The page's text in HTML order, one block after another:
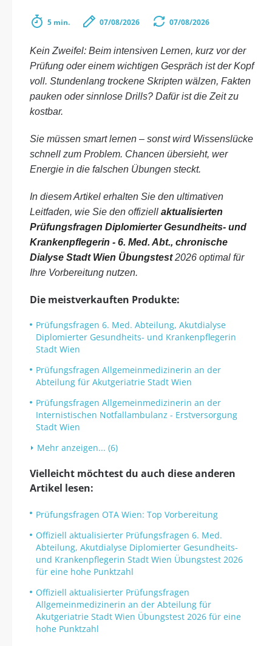
5 min. 07/08/2026 07/08/2026
Kein Zweifel: Beim intensiven Lernen, kurz vor der
Prüfung oder einem wichtigen Gespräch ist der Kopf
voll. Stundenlang trockene Skripten wälzen, Fakten
pauken oder sinnlose Drills? Dafür ist die Zeit zu
kostbar.
Sie müssen smart lernen – sonst wird Wissenslücke
schnell zum Problem. Chancen übersieht, wer
Energie in die falschen Übungen steckt.
In diesem Artikel erhalten Sie den ultimativen
Leitfaden, wie Sie den offiziell aktualisierten
Prüfungsfragen Diplomierter Gesundheits- und
Krankenpflegerin - 6. Med. Abt., chronische
Dialyse Stadt Wien Übungstest2026 optimal für
Ihre Vorbereitung nutzen.
Die meistverkauften Produkte:
Prüfungsfragen 6. Med. Abteilung, Akutdialyse
Diplomierter Gesundheits- und Krankenpflegerin
Stadt Wien
Prüfungsfragen Allgemeinmedizinerin an der
Abteilung für Akutgeriatrie Stadt Wien
Prüfungsfragen Allgemeinmedizinerin an der
Internistischen Notfallambulanz - Erstversorgung
Stadt Wien
Mehr anzeigen... (6)
Vielleicht möchtest du auch diese anderen
Artikel lesen:
Prüfungsfragen OTA Wien: Top Vorbereitung
Offiziell aktualisierter Prüfungsfragen 6. Med.
Abteilung, Akutdialyse Diplomierter Gesundheits-
und Krankenpflegerin Stadt Wien Übungstest 2026
für eine hohe Punktzahl
Offiziell aktualisierter Prüfungsfragen
Allgemeinmedizinerin an der Abteilung für
Akutgeriatrie Stadt Wien Übungstest 2026 für eine
hohe Punktzahl